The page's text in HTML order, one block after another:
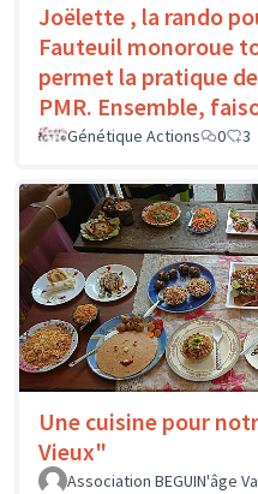
Joëlette , la rando
Fauteuil monoroue
permet la pratique
PMR. Ensemble,
Génétique Actions 0 3
Une cuisine pour
Vieux"
Association BEGUIN'âge